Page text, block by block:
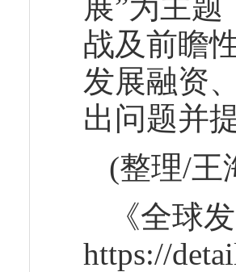
战及前瞻
发展融资
出问题并
(整理/王
《全球
https://